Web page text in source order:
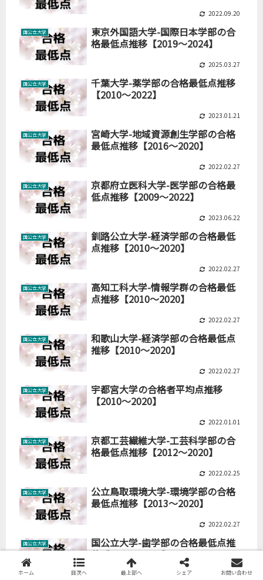
2022.09.20
国公立大学
東京外国語大学-国際日本学部の合
格最低点推移【2019～2024】
2025.03.27
国公立大学
千葉大学-薬学部の合格最低点推移
【2010～2022】
2023.01.21
国公立大学
宮崎大学-地域資源創生学部の合格
最低点推移【2016～2020】
2022.02.27
国公立大学
京都府立医科大学-医学部の合格最
低点推移【2009～2022】
2023.06.22
国公立大学
釧路公立大学-経済学部の合格最低
点推移【2010～2020】
2022.02.27
国公立大学
高知工科大学-情報学群の合格最低
点推移【2010～2020】
2022.02.27
国公立大学
和歌山大学-経済学部の合格最低点
推移【2010～2020】
2022.02.27
国公立大学
宇都宮大学の合格者平均点推移
【2010～2020】
2022.01.01
国公立大学
京都工芸繊維大学-工芸科学部の合
格最低点推移【2012～2020】
2022.02.25
国公立大学
公立鳥取環境大学-環境学部の合格
最低点推移【2013～2020】
2022.02.27
国公立大学
国公立大学-歯学部の合格最低点推
移【2006～2020】
2021.01.20
ホーム 目次へ 最上部へ シェア お問い合わせ